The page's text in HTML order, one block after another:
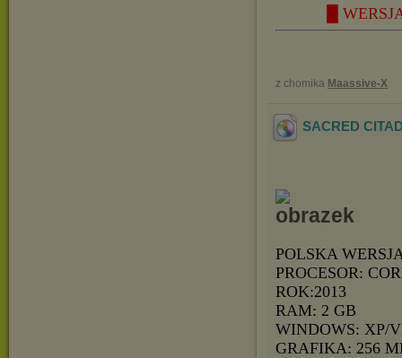
█
z chomika Maassive-X
SACRED
POLSKA
PROCESOR:
ROK:2013
RAM: 2 GB
WINDOWS: XP/
GRAFIKA: 256